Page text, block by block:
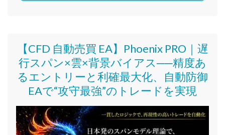
【CFD 自動売買 EA】Phoenix PRO｜遅
行スパン×雲×背景バイアス──精度あ
るエントリーと利確最大化、自動防御
EAで“攻守最強”のトレードを実現